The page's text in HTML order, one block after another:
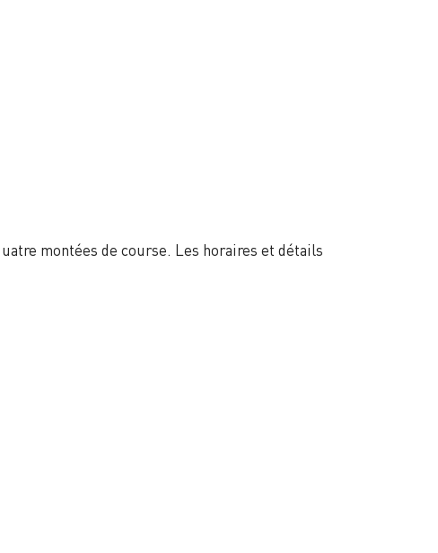
montées de course. Les horaires et détails